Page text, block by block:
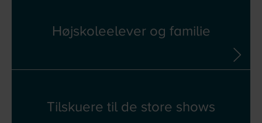
Højskoleelever og familie
Tilskuere til de store shows